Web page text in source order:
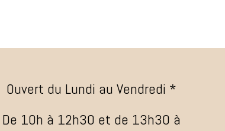
Ouvert du Lundi au Vendredi *
De 10h à 12h30 et de 13h30 à